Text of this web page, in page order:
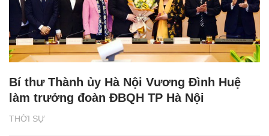
THỜI SỰ
Bí thư Thành ủy Hà Nội Vương Đình Huệ
làm trưởng đoàn ĐBQH TP Hà Nội